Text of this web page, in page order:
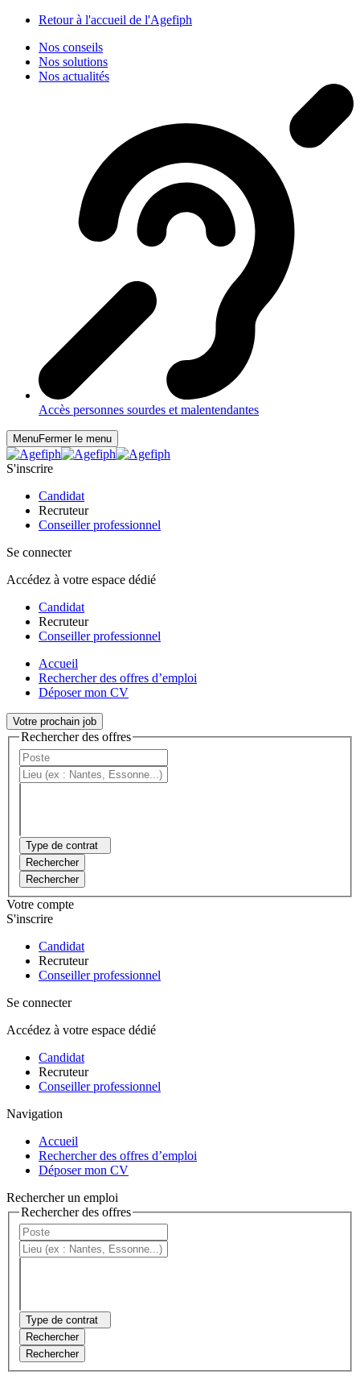
Retour à l'accueil de l'Agefiph
Nos conseils
Nos solutions
Nos actualités
Accès personnes sourdes et malentendantes
MenuFermer le menu
S'inscrire
Candidat
Recruteur
Conseiller professionnel
Se connecter
Accédez à votre espace dédié
Candidat
Recruteur
Conseiller professionnel
Accueil
Rechercher des offres d’emploi
Déposer mon CV
Votre prochain job
Rechercher des offres
Type de contrat
Rechercher
Rechercher
Votre compte
S'inscrire
Candidat
Recruteur
Conseiller professionnel
Se connecter
Accédez à votre espace dédié
Candidat
Recruteur
Conseiller professionnel
Navigation
Accueil
Rechercher des offres d’emploi
Déposer mon CV
Rechercher un emploi
Rechercher des offres
Type de contrat
Rechercher
Rechercher